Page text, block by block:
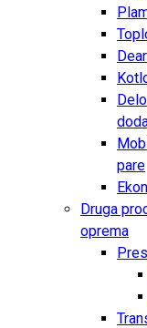
pare
Druga
oprema